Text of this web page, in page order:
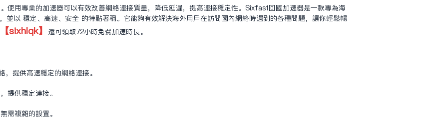
使用專業的加速器可以有效改善網絡連接質量，降低延遲，提高連接穩定性。Sixfast回國加速器是一款專為海
並以 穩定、高速、安全 的特點著稱。它能夠有效解決海外用戶在訪問國內網絡時遇到的各種問題，讓你輕鬆暢
【sixhlqk】 還可領取72小時免費加速時長。
提供高速穩定的網絡連接。
提供穩定連接。
需複雜的設置。